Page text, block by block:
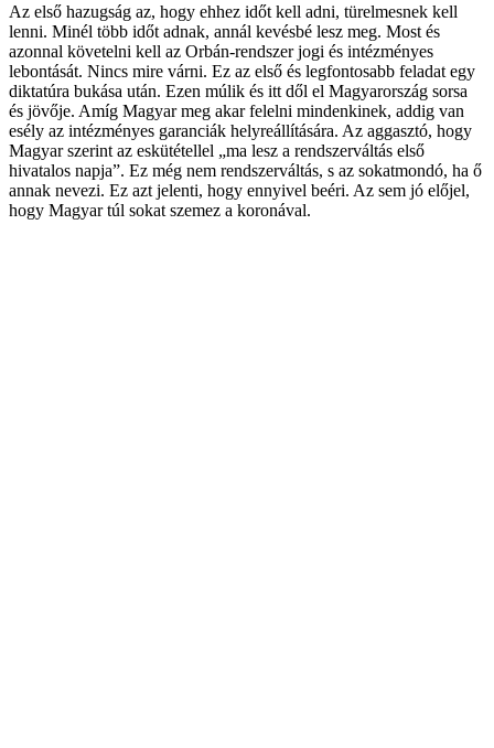
Az első hazugság az, hogy ehhez időt kell adni, türelmesnek kell
lenni. Minél több időt adnak, annál kevésbé lesz meg. Most és
azonnal követelni kell az Orbán-rendszer jogi és intézményes
lebontását. Nincs mire várni. Ez az első és legfontosabb feladat egy
diktatúra bukása után. Ezen múlik és itt dől el Magyarország sorsa
és jövője. Amíg Magyar meg akar felelni mindenkinek, addig van
esély az intézményes garanciák helyreállítására. Az aggasztó, hogy
Magyar szerint az eskütétellel „ma lesz a rendszerváltás első
hivatalos napja”. Ez még nem rendszerváltás, s az sokatmondó, ha ő
annak nevezi. Ez azt jelenti, hogy ennyivel beéri. Az sem jó előjel,
hogy Magyar túl sokat szemez a koronával.